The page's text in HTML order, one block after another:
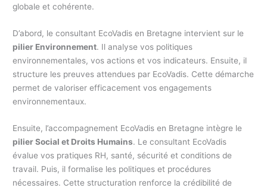
globale et cohérente.
D’abord, le consultant EcoVadis en Bretagne intervient sur le
pilier Environnement. Il analyse vos politiques
environnementales, vos actions et vos indicateurs. Ensuite, il
structure les preuves attendues par EcoVadis. Cette démarche
permet de valoriser efficacement vos engagements
environnementaux.
Ensuite, l’accompagnement EcoVadis en Bretagne intègre le
pilier Social et Droits Humains. Le consultant EcoVadis
évalue vos pratiques RH, santé, sécurité et conditions de
travail. Puis, il formalise les politiques et procédures
nécessaires. Cette structuration renforce la crédibilité de